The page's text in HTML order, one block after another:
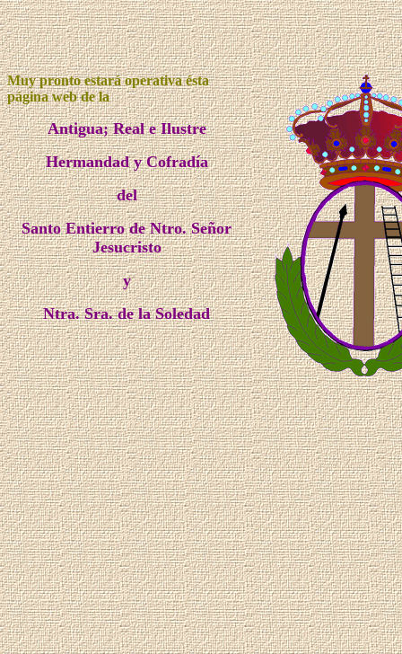
Muy pronto estará operativa ésta
página web de la
Antigua; Real e Ilustre
Hermandad y Cofradía
del
Santo Entierro de Ntro. Señor
Jesucristo
y
Ntra. Sra. de la Soledad